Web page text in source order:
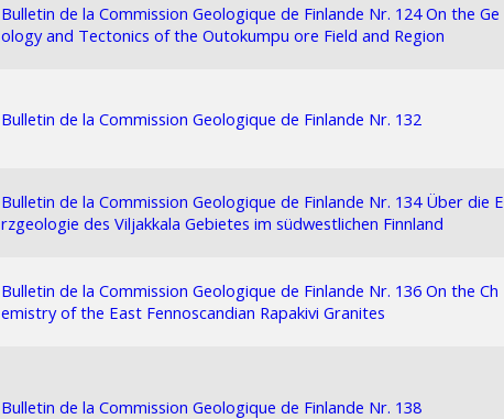
Bulletin de la Commission Geologique de Finlande Nr. 124 On the Ge
ology and Tectonics of the Outokumpu ore Field and Region
Bulletin de la Commission Geologique de Finlande Nr. 132
Bulletin de la Commission Geologique de Finlande Nr. 134 Über die E
rzgeologie des Viljakkala Gebietes im südwestlichen Finnland
Bulletin de la Commission Geologique de Finlande Nr. 136 On the Ch
emistry of the East Fennoscandian Rapakivi Granites
Bulletin de la Commission Geologique de Finlande Nr. 138